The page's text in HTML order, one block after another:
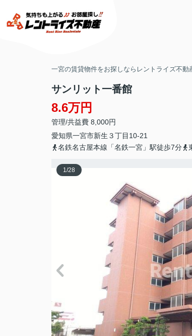
一宮の賃貸物件をお探しならレントライズ不動
サンリット一番館
8.6万円
管理/共益費 8,000円
愛知県一宮市新生 ３丁目10-21
名鉄名古屋本線「名鉄一宮」駅徒歩7分
1/28